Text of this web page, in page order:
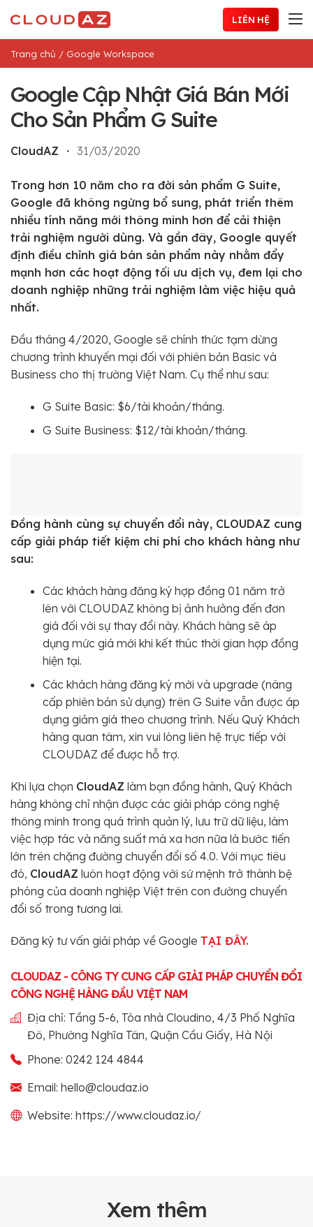
đến
nội
dung
LIÊN HỆ
Trang chủ / Google Workspace
Google Cập Nhật Giá Bán Mới
Cho Sản Phẩm G Suite
CloudAZ ・ 31/03/2020
Trong hơn 10 năm cho ra đời sản phẩm G Suite,
Google đã không ngừng bổ sung, phát triển thêm
nhiều tính năng mới thông minh hơn để cải thiện
trải nghiệm người dùng. Và gần đây, Google quyết
định điều chỉnh giá bán sản phẩm này nhằm đẩy
mạnh hơn các hoạt động tối ưu dịch vụ, đem lại cho
doanh nghiệp những trải nghiệm làm việc hiệu quả
nhất.
Đầu tháng 4/2020, Google sẽ chính thức tạm dừng
chương trình khuyến mại đối với phiên bản Basic và
Business cho thị trường Việt Nam. Cụ thể như sau:
G Suite Basic: $6/tài khoản/tháng.
G Suite Business: $12/tài khoản/tháng.
Đồng hành cùng sự chuyển đổi này, CLOUDAZ cung
cấp giải pháp tiết kiệm chi phí cho khách hàng như
sau:
Các khách hàng đăng ký hợp đồng 01 năm trở
lên với CLOUDAZ không bị ảnh hưởng đến đơn
giá đối với sự thay đổi này. Khách hàng sẽ áp
dụng mức giá mới khi kết thúc thời gian hợp đồng
hiện tại.
Các khách hàng đăng ký mới và upgrade (nâng
cấp phiên bản sử dụng) trên G Suite vẫn được áp
dụng giảm giá theo chương trình. Nếu Quý Khách
hàng quan tâm, xin vui lòng liên hệ trực tiếp với
CLOUDAZ để được hỗ trợ.
Khi lựa chọn CloudAZ làm bạn đồng hành, Quý Khách
hàng không chỉ nhận được các giải pháp công nghệ
thông minh trong quá trình quản lý, lưu trữ dữ liệu, làm
việc hợp tác và năng suất mà xa hơn nữa là bước tiến
lớn trên chặng đường chuyển đổi số 4.0. Với mục tiêu
đó, CloudAZ luôn hoạt động với sứ mệnh trở thành bệ
phóng của doanh nghiệp Việt trên con đường chuyển
đổi số trong tương lai.
Đăng ký tư vấn giải pháp về Google TẠI ĐÂY.
CLOUDAZ - CÔNG TY CUNG CẤP GIẢI PHÁP CHUYỂN ĐỔI
CÔNG NGHỆ HÀNG ĐẦU VIỆT NAM
Địa chỉ: Tầng 5-6, Tòa nhà Cloudino, 4/3 Phố Nghĩa
Đô, Phường Nghĩa Tân, Quận Cầu Giấy, Hà Nội
Phone: 0242 124 4844
Email: hello@cloudaz.io
Website: https://www.cloudaz.io/
Xem thêm